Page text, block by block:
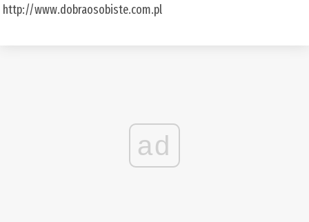
http://www.dobraosobiste.com.pl
ad